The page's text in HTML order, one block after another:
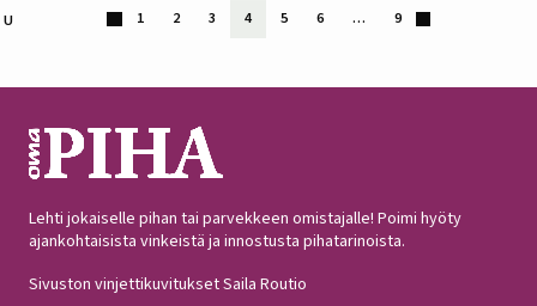
1 2 3 4 5 6 … 9
Lehti jokaiselle pihan tai parvekkeen omistajalle! Poimi hyöty
ajankohtaisista vinkeistä ja innostusta pihatarinoista.
Sivuston vinjettikuvitukset Saila Routio